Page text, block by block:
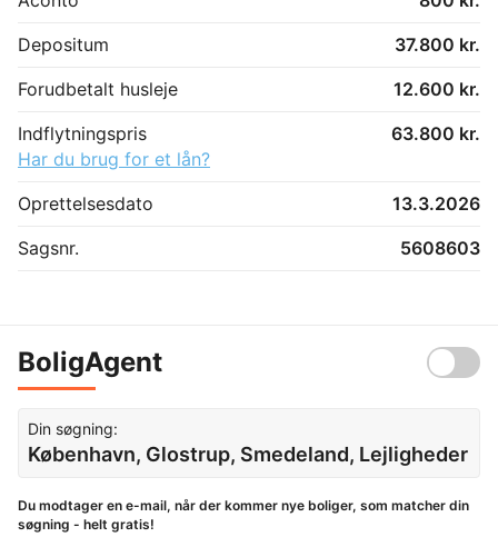
Depositum
37.800 kr.
Forudbetalt husleje
12.600 kr.
Indflytningspris
63.800 kr.
Har du brug for et lån?
Oprettelsesdato
13.3.2026
Sagsnr.
5608603
BoligAgent
Din søgning:
København, Glostrup, Smedeland, Lejligheder
Du modtager en e-mail, når der kommer nye boliger, som matcher din
søgning - helt gratis!